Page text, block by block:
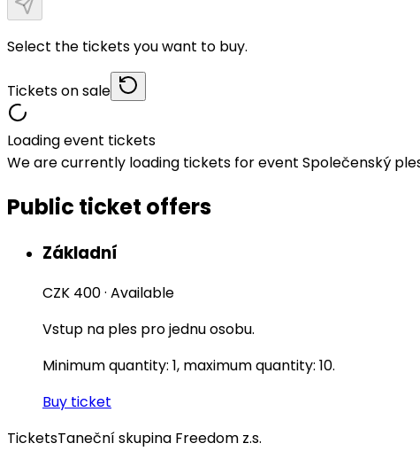
Select the tickets you want to buy.
Tickets on sale
Loading event tickets
We are currently loading tickets for event Společenský
Public ticket offers
Základní
CZK 400· Available
Vstup na ples pro jednu osobu.
Minimum quantity: 1, maximum quantity: 10.
Buy ticket
TicketsTaneční skupina Freedom z.s.